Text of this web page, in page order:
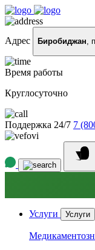
Адрес Биробиджан,
Время работы
Круглосуточно
Поддержка 24/7 7
Услуги Услуги